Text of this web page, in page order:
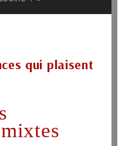
qui plaisent